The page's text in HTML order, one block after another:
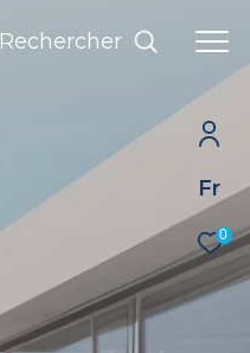
Fr
0
Rechercher